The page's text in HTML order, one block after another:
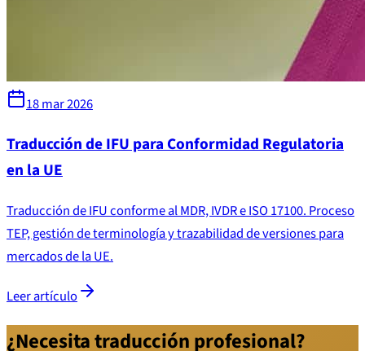
18 mar 2026
Traducción de IFU para Conformidad Regulatoria
en la UE
Traducción de IFU conforme al MDR, IVDR e ISO 17100. Proceso
TEP, gestión de terminología y trazabilidad de versiones para
mercados de la UE.
Leer artículo
¿Necesita traducción profesional?